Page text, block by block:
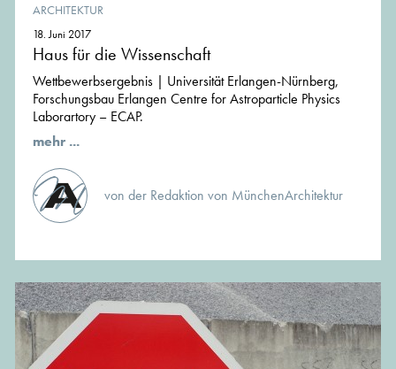
ARCHITEKTUR
18. Juni 2017
Haus für die Wissenschaft
Wettbewerbsergebnis | Universität Erlangen-Nürnberg,
Forschungsbau Erlangen Centre for Astroparticle Physics
Laborartory – ECAP.
mehr ...
von der Redaktion von MünchenArchitektur